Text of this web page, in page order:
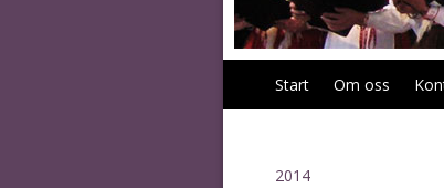
Start Om oss
2014